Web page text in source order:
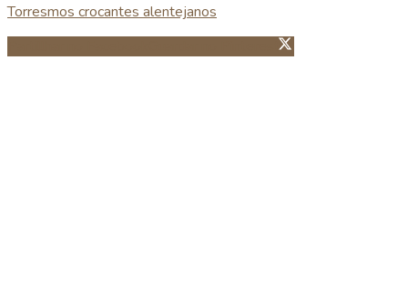
Torresmos crocantes alentejanos
Guardar no Pinterest